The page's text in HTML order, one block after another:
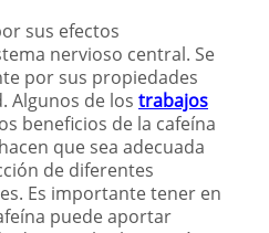
sus efectos
nervioso central. Se
por sus propiedades
Algunos de los trabajos
beneficios de la cafeína
que sea adecuada
de diferentes
Es importante tener en
puede aportar